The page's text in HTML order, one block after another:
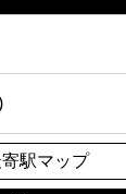
駅マップ